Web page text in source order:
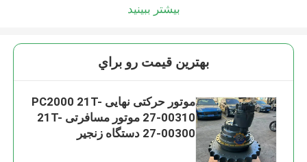
بیشتر ببینید
بهترين قيمت رو براي
موتور حرکتی نهایی PC2000 21T-
27-00310 موتور مسافرتی 21T-
27-00300 دستگاه زنجیر